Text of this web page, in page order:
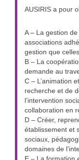
AUSIRIS a pour
A – La gestion
associations
gestion que
B – La
demande au
C – L’animation
recherche et de
l’intervention
collaboration en
D – Créer,
établissement et
sociaux,
domaines de
E – La formation